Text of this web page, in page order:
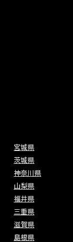
宮城県
茨城県
神奈川県
山梨県
福井県
三重県
滋賀県
島根県